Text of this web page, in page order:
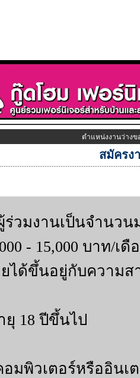
ตำแหน่งงานว่างข
สมัครง
ร่วมงานเป็นจำนวน
- 15,000 บาท/เดื
ได้ขึ้นอยู่กับความส
18 ปีขึ้นไป
มพิวเตอร์หรืออินเ